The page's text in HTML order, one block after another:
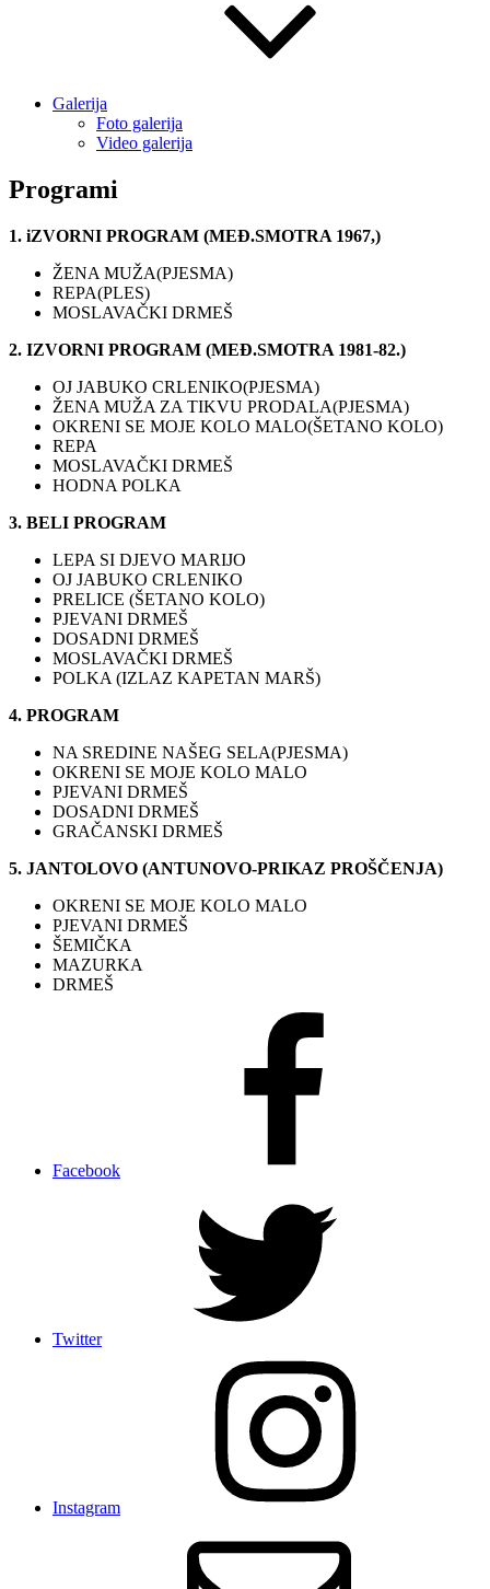
Galerija
Foto galerija
Video galerija
Programi
1. iZVORNI PROGRAM (MEĐ.SMOTRA 1967,)
ŽENA MUŽA(PJESMA)
REPA(PLES)
MOSLAVAČKI DRMEŠ
2. IZVORNI PROGRAM (MEĐ.SMOTRA 1981-82.)
OJ JABUKO CRLENIKO(PJESMA)
ŽENA MUŽA ZA TIKVU PRODALA(PJESMA)
OKRENI SE MOJE KOLO MALO(ŠETANO KOLO)
REPA
MOSLAVAČKI DRMEŠ
HODNA POLKA
3. BELI PROGRAM
LEPA SI DJEVO MARIJO
OJ JABUKO CRLENIKO
PRELICE (ŠETANO KOLO)
PJEVANI DRMEŠ
DOSADNI DRMEŠ
MOSLAVAČKI DRMEŠ
POLKA (IZLAZ KAPETAN MARŠ)
4. PROGRAM
NA SREDINE NAŠEG SELA(PJESMA)
OKRENI SE MOJE KOLO MALO
PJEVANI DRMEŠ
DOSADNI DRMEŠ
GRAČANSKI DRMEŠ
5. JANTOLOVO (ANTUNOVO-PRIKAZ PROŠČENJA)
OKRENI SE MOJE KOLO MALO
PJEVANI DRMEŠ
ŠEMIČKA
MAZURKA
DRMEŠ
Facebook
Twitter
Instagram